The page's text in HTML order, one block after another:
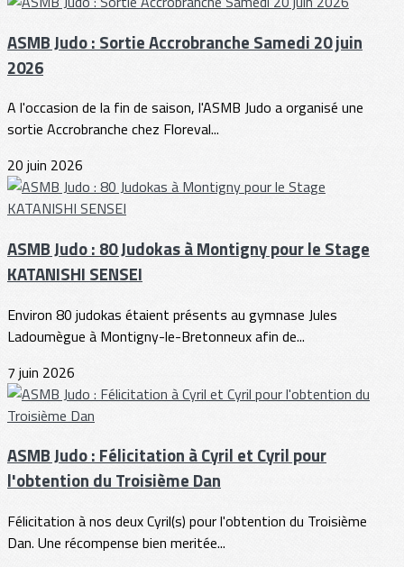
ASMB Judo : Sortie Accrobranche Samedi 20 juin
2026
A l'occasion de la fin de saison, l'ASMB Judo a organisé une
sortie Accrobranche chez Floreval...
20 juin 2026
ASMB Judo : 80 Judokas à Montigny pour le Stage
KATANISHI SENSEI
Environ 80 judokas étaient présents au gymnase Jules
Ladoumègue à Montigny-le-Bretonneux afin de...
7 juin 2026
ASMB Judo : Félicitation à Cyril et Cyril pour
l'obtention du Troisième Dan
Félicitation à nos deux Cyril(s) pour l'obtention du Troisième
Dan. Une récompense bien meritée...